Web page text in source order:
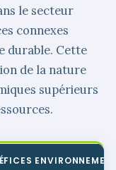
le secteur
connexes
durable. Cette
de la nature
supérieurs